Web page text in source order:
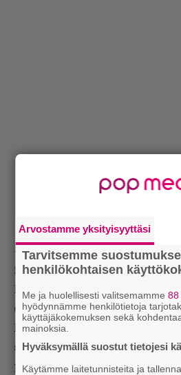
– Korpiklaani soitti viime
festarilla Saksassa ja Phil
Bastard Sons -bändin
orkesterin kopin vieressä.
Phililtä, että onkohan herralla
siitä, kun hän meni
pitkän (tai lyhyen) 14-vuotiaan
Arvostamme yksityisyyttäsi
Tarvitsemme
henkilökohtaisen
Me ja huolellisesti valitsemamme88
hyödynnämme henkilötietoja
käyttäjäkokemuksen sekä
mainoksia.
Hyväksymällä suostut tietojesi
Käytämme laitetunnisteita ja